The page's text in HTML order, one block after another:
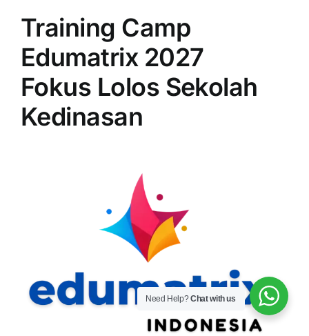
Training Camp
Edumatrix 2027
Fokus Lolos Sekolah
Kedinasan
Need Help?Chat with us